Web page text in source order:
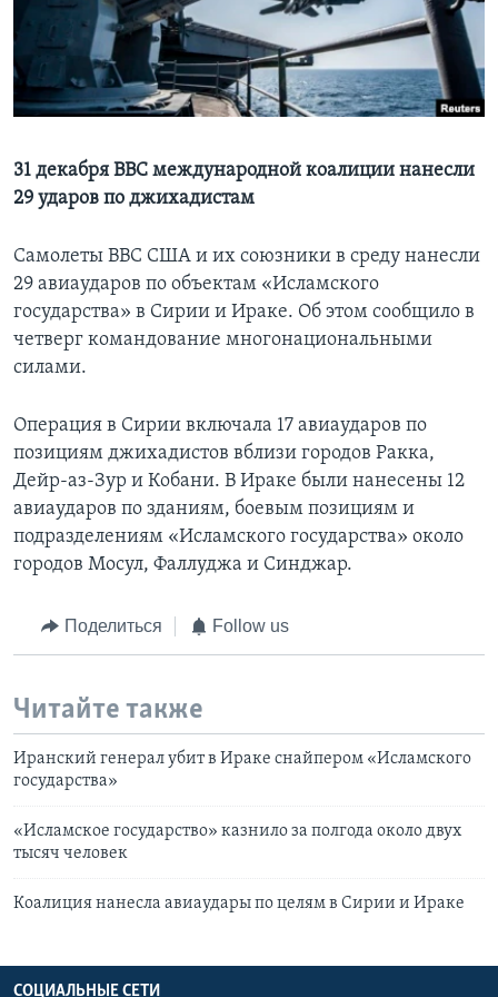
Learning English
СОЦИАЛЬНЫЕ СЕТИ
Языки
31 декабря ВВС международной коалиции нанесли
29 ударов по джихадистам
Самолеты ВВС США и их союзники в среду нанесли
29 авиаударов по объектам «Исламского
государства» в Сирии и Ираке. Об этом сообщило в
четверг командование многонациональными
силами.
Операция в Сирии включала 17 авиаударов по
позициям джихадистов вблизи городов Ракка,
Дейр-аз-Зур и Кобани. В Ираке были нанесены 12
авиаударов по зданиям, боевым позициям и
подразделениям «Исламского государства» около
городов Мосул, Фаллуджа и Синджар.
Поделиться Follow us
Читайте также
Иранский генерал убит в Ираке снайпером «Исламского
государства»
«Исламское государство» казнило за полгода около двух
тысяч человек
Коалиция нанесла авиаудары по целям в Сирии и Ираке
СОЦИАЛЬНЫЕ СЕТИ